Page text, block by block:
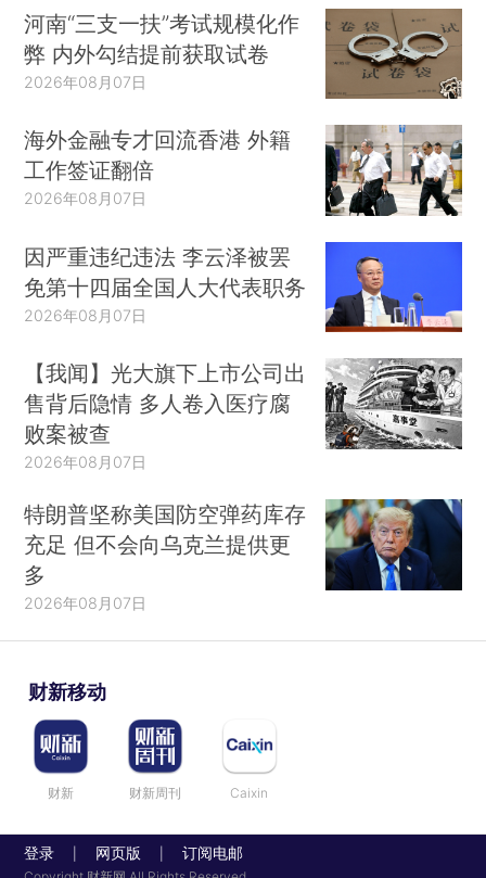
河南“三支一扶”考试规模化作
弊 内外勾结提前获取试卷
2026年08月07日
海外金融专才回流香港 外籍
工作签证翻倍
2026年08月07日
因严重违纪违法 李云泽被罢
免第十四届全国人大代表职务
2026年08月07日
【我闻】光大旗下上市公司出
售背后隐情 多人卷入医疗腐
败案被查
2026年08月07日
特朗普坚称美国防空弹药库存
充足 但不会向乌克兰提供更
多
2026年08月07日
财新移动
财新 财新周刊 Caixin
登录 网页版 订阅电邮